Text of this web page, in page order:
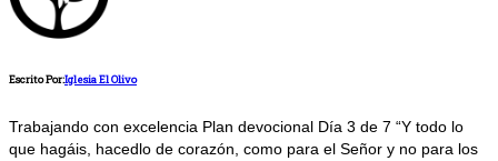
Escrito Por:Iglesia El Olivo
Trabajando con excelencia Plan devocional Día 3 de 7 “Y todo lo
que hagáis, hacedlo de corazón, como para el Señor y no para los